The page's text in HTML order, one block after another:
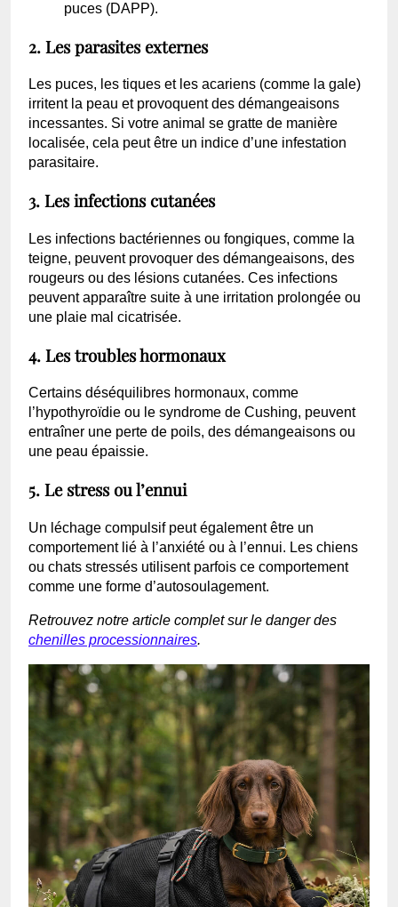
puces (DAPP).
2. Les parasites externes
Les puces, les tiques et les acariens (comme la gale)
irritent la peau et provoquent des démangeaisons
incessantes. Si votre animal se gratte de manière
localisée, cela peut être un indice d’une infestation
parasitaire.
3. Les infections cutanées
Les infections bactériennes ou fongiques, comme la
teigne, peuvent provoquer des démangeaisons, des
rougeurs ou des lésions cutanées. Ces infections
peuvent apparaître suite à une irritation prolongée ou
une plaie mal cicatrisée.
4. Les troubles hormonaux
Certains déséquilibres hormonaux, comme
l’hypothyroïdie ou le syndrome de Cushing, peuvent
entraîner une perte de poils, des démangeaisons ou
une peau épaissie.
5. Le stress ou l’ennui
Un léchage compulsif peut également être un
comportement lié à l’anxiété ou à l’ennui. Les chiens
ou chats stressés utilisent parfois ce comportement
comme une forme d’autosoulagement.
Retrouvez notre article complet sur le danger des
chenilles processionnaires.